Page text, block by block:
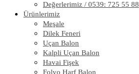
Değerlerimiz / 0539: 725 55 88
Ürünlerimiz
Meşale
Dilek Feneri
Uçan Balon
Kalpli Uçan Balon
Havai Fişek
Folyo Harf Balon